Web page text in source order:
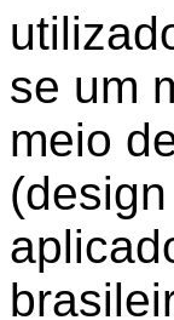
se um
meio
(design